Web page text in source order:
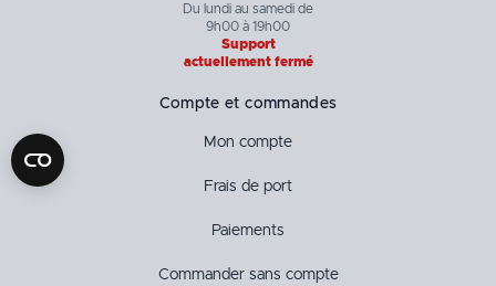
Du lundi au samedi de
9h00 à 19h00
Support
actuellement fermé
Compte et commandes
Mon compte
Frais de port
Paiements
Commander sans compte